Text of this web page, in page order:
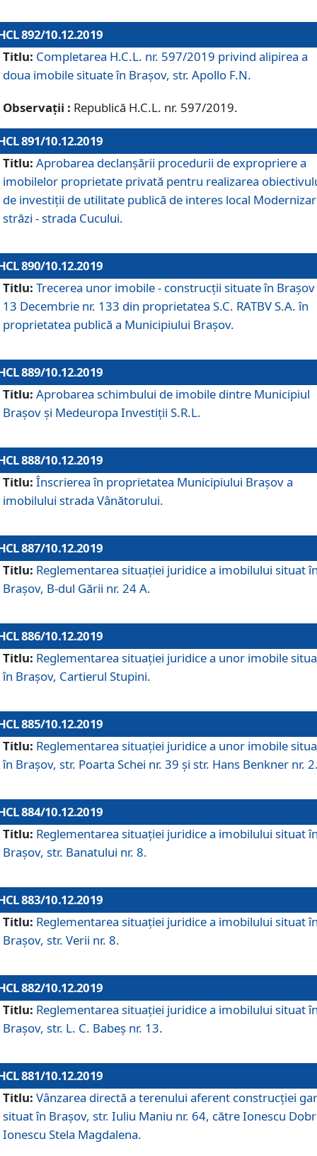
892/10.12.2019
Titlu: Completarea H.C.L. nr. 597/2019 privind alipirea a
doua imobile situate în Brașov, str. Apollo F.N.
Observații : Republică H.C.L. nr. 597/2019.
891/10.12.2019
Titlu: Aprobarea declanșării procedurii de expropriere a
imobilelor proprietate privată pentru realizarea
de investiții de utilitate publică de interes local
străzi - strada Cucului.
890/10.12.2019
Titlu: Trecerea unor imobile - construcții situate în Brașov
13 Decembrie nr. 133 din proprietatea S.C. RATBV S.A. în
proprietatea publică a Municipiului Brașov.
889/10.12.2019
Titlu: Aprobarea schimbului de imobile dintre Municipiul
Brașov și Medeuropa Investiții S.R.L.
888/10.12.2019
Titlu: Înscrierea în proprietatea Municipiului Braşov a
imobilului strada Vânătorului.
887/10.12.2019
Titlu: Reglementarea situației juridice a imobilului situat
Brașov, B-dul Gării nr. 24 A.
886/10.12.2019
Titlu: Reglementarea situaţiei juridice a unor imobile
în Braşov, Cartierul Stupini.
885/10.12.2019
Titlu: Reglementarea situației juridice a unor imobile
în Brașov, str. Poarta Schei nr. 39 și str. Hans Benkner nr.
884/10.12.2019
Titlu: Reglementarea situației juridice a imobilului situat
Brașov, str. Banatului nr. 8.
883/10.12.2019
Titlu: Reglementarea situației juridice a imobilului situat
Brașov, str. Verii nr. 8.
882/10.12.2019
Titlu: Reglementarea situației juridice a imobilului situat
Brașov, str. L. C. Babeș nr. 13.
881/10.12.2019
Titlu: Vânzarea directă a terenului aferent construcției
situat în Brașov, str. Iuliu Maniu nr. 64, către Ionescu
Ionescu Stela Magdalena.